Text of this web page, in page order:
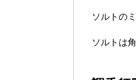
ソルトの
ソルトは